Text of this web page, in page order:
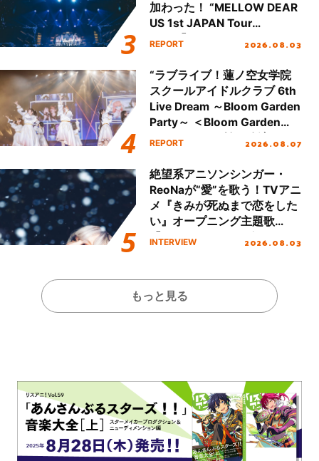
加わった！ “MELLOW DEAR
US 1st JAPAN Tour
Final「NICE to meet YOU
ート!!
REPORT 2026.08.03
“ラブライブ！蓮ノ空女学院
スクールアイドルクラブ 6th
Live Dream ～Bloom Garden
Party～ ＜Bloom Garden
Party Stage／埼玉公演＞”
REPORT 2026.08.07
絶望系アニソンシンガー・
ReoNaが“愛”を歌う！TVアニ
メ『きみが死ぬまで恋をした
い』オープニング主題歌
「Amore」インタビュー
INTERVIEW 2026.08.03
もっと見る